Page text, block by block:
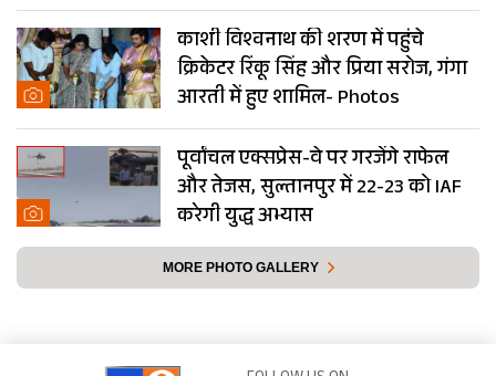
काशी विश्वनाथ की शरण में पहुंचे
क्रिकेटर रिंकू सिंह और प्रिया सरोज, गंगा
आरती में हुए शामिल- Photos
पूर्वांचल एक्सप्रेस-वे पर गरजेंगे राफेल
और तेजस, सुल्तानपुर में 22-23 को IAF
करेगी युद्ध अभ्यास
MORE PHOTO GALLERY